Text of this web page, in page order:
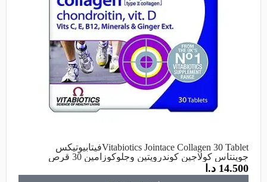
Vitabiotics Jointace Collagen 30 Tabletفيتابيوتيكس
جوينتاس كولاجين كوندرويتين وجلوكوزامين 30 قرص
14.500 د.ا